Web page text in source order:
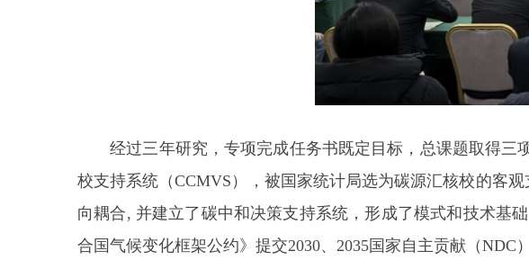
经过三年研究，专项完成任务书既定目标，总课题取得三
校支持系统（CCMVS），被国家统计局选为碳源汇核校的客
向耦合, 并建立了碳中和决策支持系统，形成了模式和技术基
合国气候变化框架公约》提交2030、2035国家自主贡献（NDC